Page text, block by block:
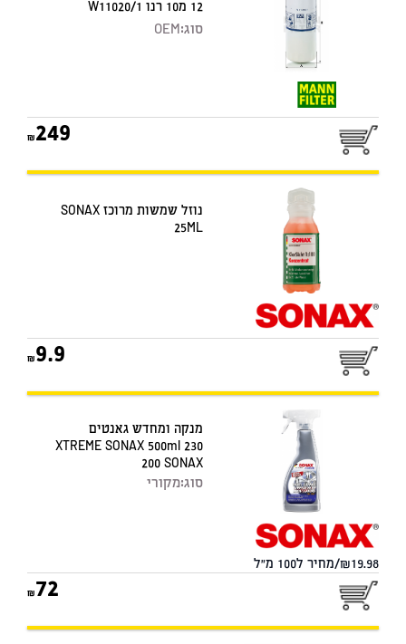
12 מ10 רנו W11020/1
סוג:OEM
249
נוזל שמשות מרוכז SONAX
25ML
9.9
מנקה ומחדש גאנטים
XTREME SONAX 500ml 230
200 SONAX
סוג:מקורי
19.98/מחיר ל100 מ"ל
72